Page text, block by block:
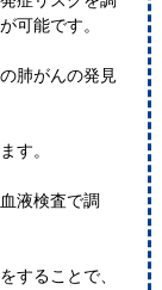
可能です。
肺がんの発見
す。
液検査で調
することで、